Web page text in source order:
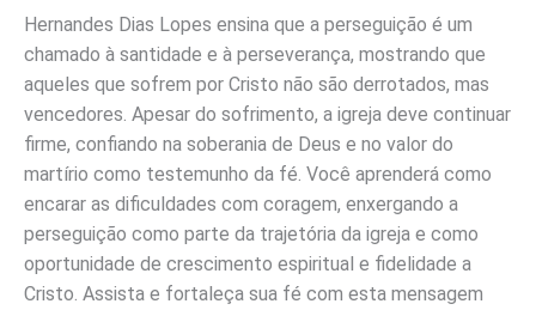
Hernandes Dias Lopes ensina que a perseguição é um
chamado à santidade e à perseverança, mostrando que
aqueles que sofrem por Cristo não são derrotados, mas
vencedores. Apesar do sofrimento, a igreja deve continuar
firme, confiando na soberania de Deus e no valor do
martírio como testemunho da fé. Você aprenderá como
encarar as dificuldades com coragem, enxergando a
perseguição como parte da trajetória da igreja e como
oportunidade de crescimento espiritual e fidelidade a
Cristo. Assista e fortaleça sua fé com esta mensagem